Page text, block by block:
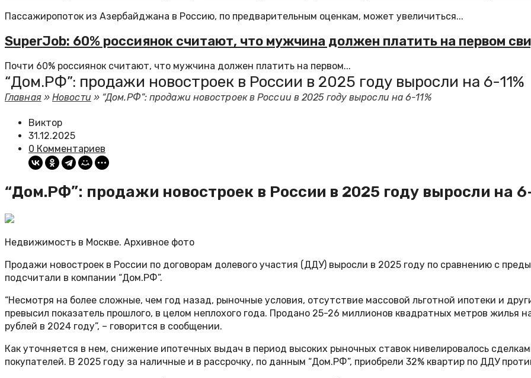
Пассажиропоток из Азербайджана в Россию, по предварительным оценкам, может увеличиться...
SuperJob: 60% россиянок считают, что мужчина должен платить на первом
Почти 60% россиянок считают, что мужчина должен платить на первом...
“Дом.РФ”: продажи новостроек в России в 2025 году выросли на 6-11%
Главная»Новости » “Дом.РФ”: продажи новостроек в России в 2025 году выросли на 6-11%
Виктор
31.12.2025
0 Комментариев
“Дом.РФ”: продажи новостроек в России в 2025 году выросли на
Недвижимость в Москве. Архивное фото
Продажи новостроек в России по договорам долевого участия (ДДУ) выросли в 2025 году по сравнению с
подсчитали в компании “Дом.РФ”.
“Несмотря на более сложные, чем год назад, рыночные условия, отсутствие массовой льготной ипотеки и
превысил показатель прошлого, в целом неплохого года. Продано 25-26 миллионов квадратных метров жилья
рублей в 2024 году”, – говорится в сообщении.
Как уточняется в нем, снижение ипотечных выдач в период высоких рыночных ставок нивелировалось
покупателей. В 2025 году за наличные и в рассрочку, по данным “Дом.РФ”, приобрели 32% квартир по ДДУ